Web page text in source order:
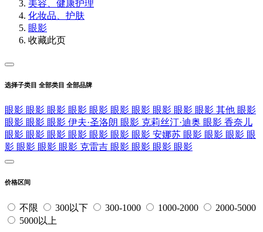
美容、健康护理
化妆品、护肤
眼影
收藏此页
选择子类目 全部类目 全部品牌
眼影 眼影 眼影 眼影 眼影 眼影 眼影 眼影 眼影 眼影 其他 眼影
眼影 眼影 眼影 伊夫·圣洛朗 眼影 克莉丝汀·迪奥 眼影 香奈儿
眼影 眼影 眼影 眼影 眼影 眼影 眼影 安娜苏 眼影 眼影 眼影 眼
影 眼影 眼影 眼影 克雷吉 眼影 眼影 眼影 眼影
价格区间
不限 300以下 300-1000 1000-2000
2000-5000
5000以上